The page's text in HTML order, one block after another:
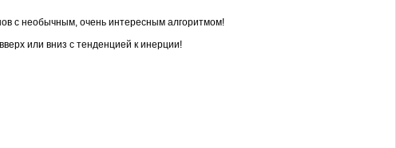
с необычным, очень интересным алгоритмом!
или вниз с тенденцией к инерции!